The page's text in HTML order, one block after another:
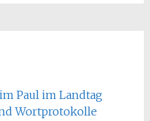
Paul im Landtag
Wortprotokolle